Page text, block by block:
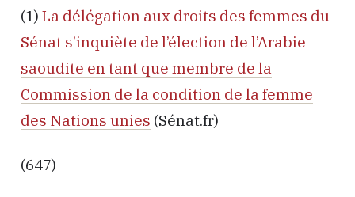
(1) La délégation aux droits des femmes du
Sénat s’inquiète de l’élection de l’Arabie
saoudite en tant que membre de la
Commission de la condition de la femme
des Nations unies (Sénat.fr)
(647)